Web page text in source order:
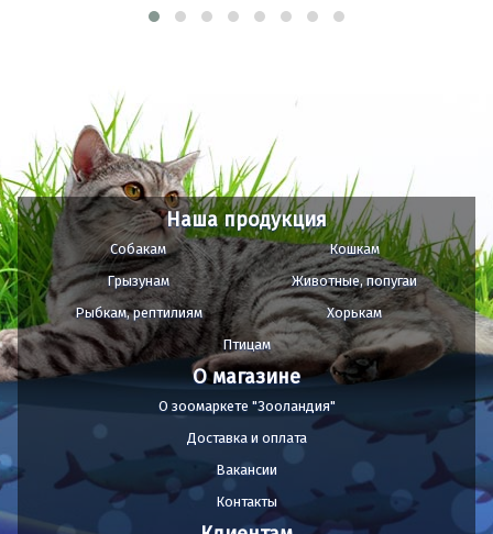
Наша продукция
Собакам
Кошкам
Грызунам
Животные, попугаи
Рыбкам, рептилиям
Хорькам
Птицам
О магазине
О зоомаркете "Зооландия"
Доставка и оплата
Вакансии
Контакты